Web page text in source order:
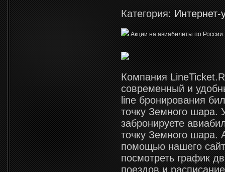
Категория:Интернет-
Акции на авиабилеты по
Компания
современный и
line бронирования
точку Земного шара.
забронируете
точку Земного шара.
помощью нашего
посмотреть график
поездов и